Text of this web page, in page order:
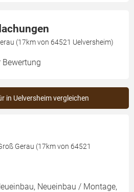
(17km von 64521 Uelversheim)
Bewertung
in Uelversheim vergleichen
Gerau (17km von 64521
Neueinbau / Montage,